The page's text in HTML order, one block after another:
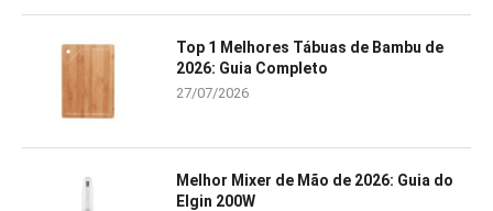
Top 1 Melhores Tábuas de Bambu de
2026: Guia Completo
27/07/2026
Melhor Mixer de Mão de 2026: Guia do
Elgin 200W